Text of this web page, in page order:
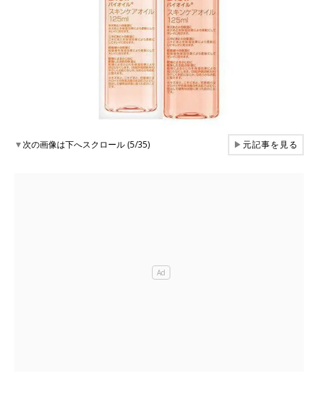
▼次の画像は下へスクロール (5/35) ▶元記事を見る